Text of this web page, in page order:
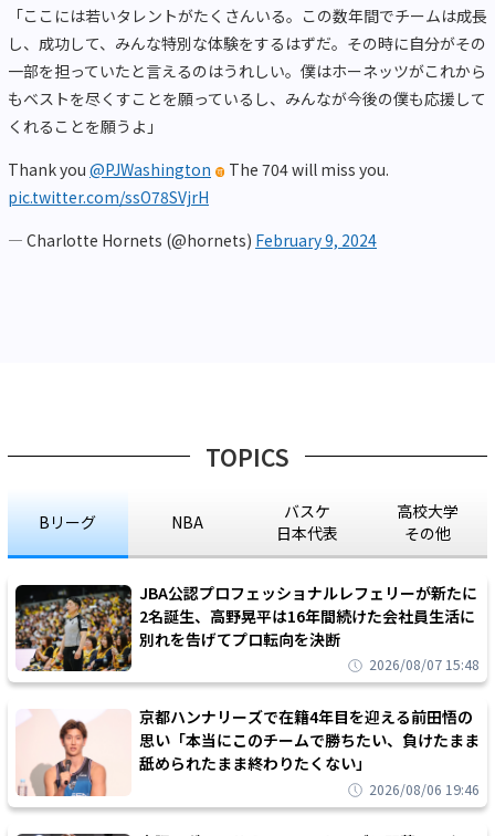
「ここには若いタレントがたくさんいる。この数年間でチームは成長
し、成功して、みんな特別な体験をするはずだ。その時に自分がその
一部を担っていたと言えるのはうれしい。僕はホーネッツがこれから
もベストを尽くすことを願っているし、みんなが今後の僕も応援して
くれることを願うよ」
Thank you @PJWashington
The 704 will miss you.
pic.twitter.com/ssO78SVjrH
— Charlotte Hornets (@hornets) February 9, 2024
TOPICS
Bリーグ NBA
バスケ
日本代表
高校大学
その他
JBA公認プロフェッショナルレフェリーが新たに
2名誕生、高野晃平は16年間続けた会社員生活に
別れを告げてプロ転向を決断
2026/08/07 15:48
京都ハンナリーズで在籍4年目を迎える前田悟の
思い「本当にこのチームで勝ちたい、負けたまま
舐められたまま終わりたくない」
2026/08/06 19:46